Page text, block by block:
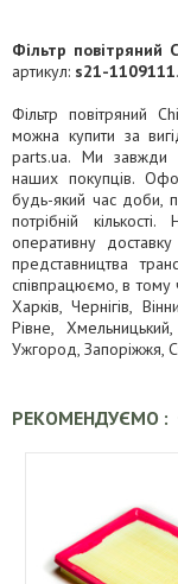
Фільтр повітряний
артикул: s21-1109111.
Фільтр повітряний
можна купити за
parts.ua. Ми завжди
наших покупців.
будь-який час доби,
потрібній
оперативну
представництва
співпрацюємо, в тому
Харків, Чернігів,
Рівне,
Ужгород, Запоріжжя,
РЕКОМЕНДУЄМО :